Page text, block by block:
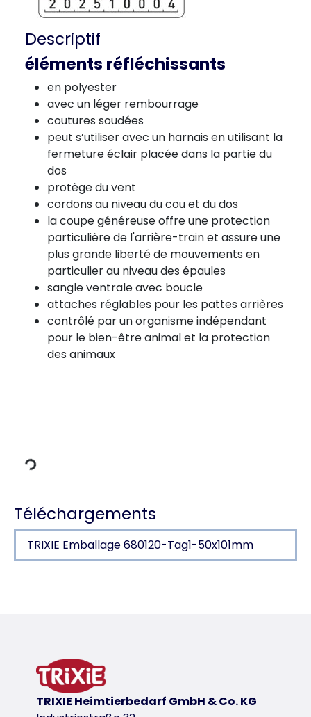
Descriptif
éléments réfléchissants
en polyester
avec un léger rembourrage
coutures soudées
peut s’utiliser avec un harnais en utilisant la
fermeture éclair placée dans la partie du
dos
protège du vent
cordons au niveau du cou et du dos
la coupe généreuse offre une protection
particulière de l'arrière-train et assure une
plus grande liberté de mouvements en
particulier au niveau des épaules
sangle ventrale avec boucle
attaches réglables pour les pattes arrières
contrôlé par un organisme indépendant
pour le bien-être animal et la protection
des animaux
charger des données
Téléchargements
TRIXIE Emballage 680120-Tag1-50x101mm
en polyester
avec un léger rembourrage
coutures soudées
peut s’utiliser avec un harnais en utilisant la
TRIXIE Heimtierbedarf GmbH & Co. KG